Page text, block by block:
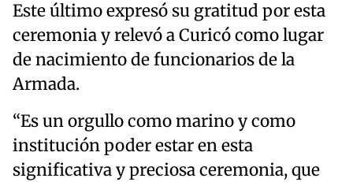
Este último expresó su gratitud por esta
ceremonia y relevó a Curicó como lugar
de nacimiento de funcionarios de la
Armada.
“Es un orgullo como marino y como
institución poder estar en esta
significativa y preciosa ceremonia, que